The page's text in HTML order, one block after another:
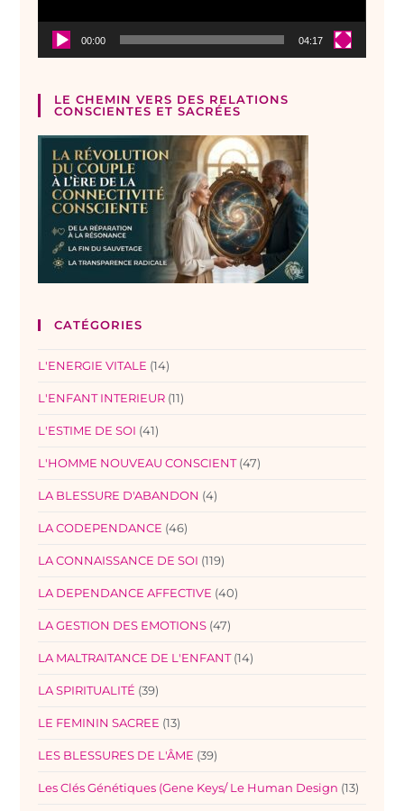
00:00 04:17
LE CHEMIN VERS DES RELATIONS
CONSCIENTES ET SACRÉES
CATÉGORIES
L'ENERGIE VITALE (14)
L'ENFANT INTERIEUR (11)
L'ESTIME DE SOI (41)
L'HOMME NOUVEAU CONSCIENT (47)
LA BLESSURE D'ABANDON (4)
LA CODEPENDANCE (46)
LA CONNAISSANCE DE SOI (119)
LA DEPENDANCE AFFECTIVE (40)
LA GESTION DES EMOTIONS (47)
LA MALTRAITANCE DE L'ENFANT (14)
LA SPIRITUALITÉ (39)
LE FEMININ SACREE (13)
LES BLESSURES DE L'ÂME (39)
Les Clés Génétiques (Gene Keys/ Le Human Design (13)